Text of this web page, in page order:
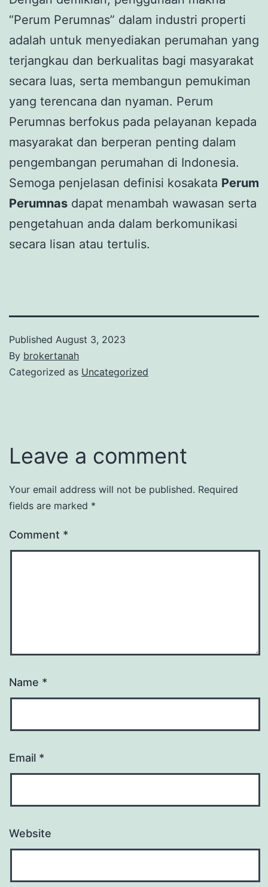
“Perum Perumnas” dalam industri properti
adalah untuk menyediakan perumahan yang
terjangkau dan berkualitas bagi masyarakat
secara luas, serta membangun pemukiman
yang terencana dan nyaman. Perum
Perumnas berfokus pada pelayanan kepada
masyarakat dan berperan penting dalam
pengembangan perumahan di Indonesia.
Semoga penjelasan definisi kosakata Perum
Perumnas dapat menambah wawasan serta
pengetahuan anda dalam berkomunikasi
secara lisan atau tertulis.
Published August 3, 2023
By brokertanah
Categorized as Uncategorized
Leave a comment
Your email address will not be published. Required
fields are marked *
Comment *
Name *
Email *
Website